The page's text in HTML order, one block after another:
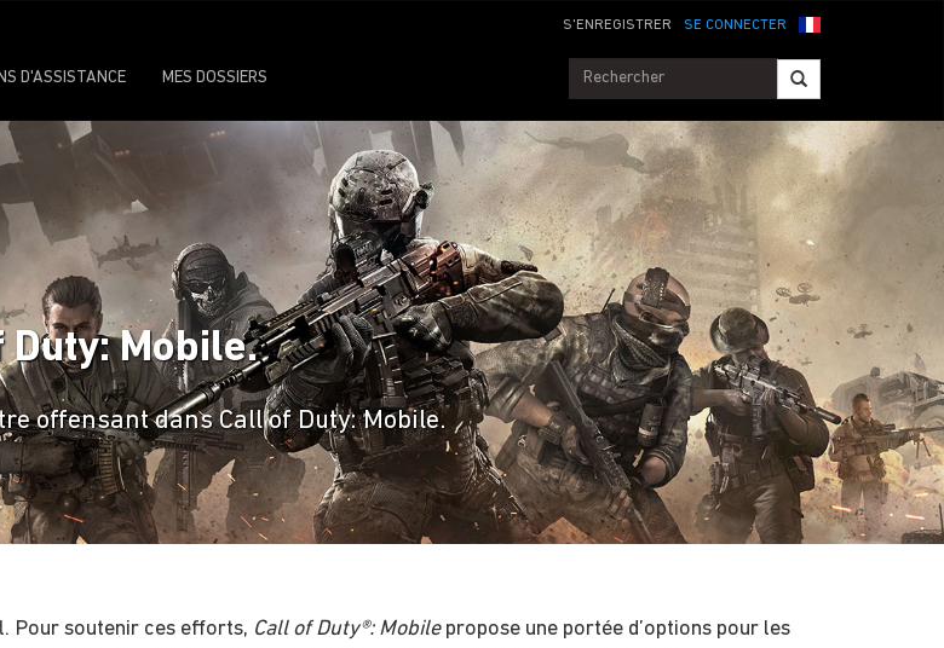
SE CONNECTER
S'ENREGISTRER
D'ASSISTANCE MES DOSSIERS
Mobile.
offensant dans Call of Duty: Mobile.
Pour soutenir ces efforts, Call of Duty®: Mobilepropose une portée d’options pour les